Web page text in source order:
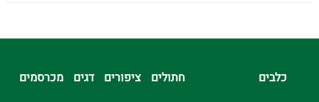
כלבים חתולים ציפורים דגים מכרסמים